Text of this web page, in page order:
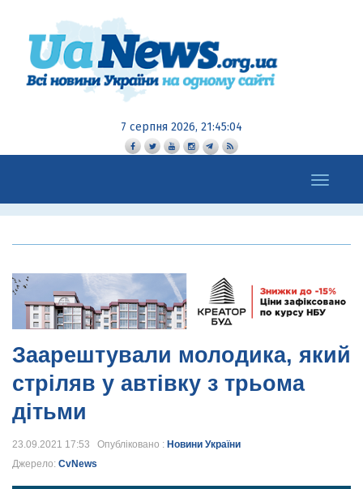
7 серпня 2026, 21:45:05
Toggle
navigation
Заарештували молодика, який
стріляв у автівку з трьома
дітьми
23.09.2021 17:53 Опубліковано : Новини України
Джерело: CvNews